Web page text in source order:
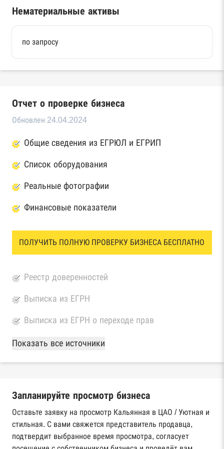
Нематериальные активы
по запросу
Отчет о проверке бизнеса
Обновлен 24.04.2024
Общие сведения из ЕГРЮЛ и ЕГРИП
Список оборудования
Реальные фотографии
Финансовые показатели
ПОЛУЧИТЬ ПОЛНУЮ ПРОВЕРКУ БИЗНЕСА БЕСПЛАТНО
Реестр доверенностей
Выписка из ЕГРН
Выписка из ЕГРН о переходе прав
База Росстата
Реестры ЕГРЮЛ и ЕГРИП Федеральной
Реестр государственных контрактов
Федерального казначейства
Картотека арбитражных дел Высшего
арбитражного суда
Показать все источники
Запланируйте просмотр бизнеса
Оставьте заявку на просмотр Кальянная в ЦАО / Уютная и
стильная. С вами свяжется представитель продавца,
подтвердит выбранное время просмотра, согласует